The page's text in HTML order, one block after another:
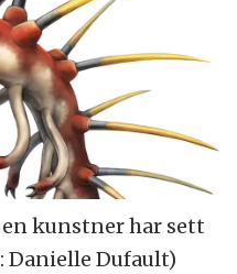
kunstner har sett
Danielle Dufault)